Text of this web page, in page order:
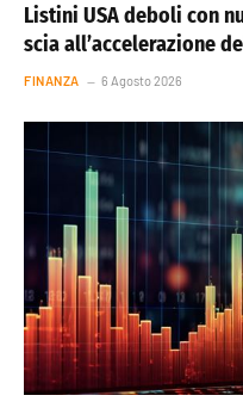
Listini USA deboli con
scia all’accelerazione
FINANZA 6 Agosto 2026